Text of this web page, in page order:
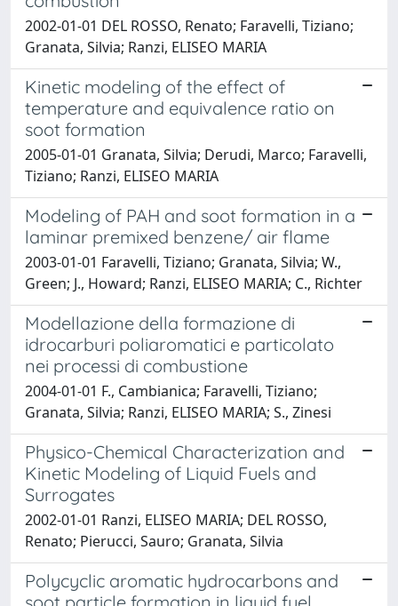
2002-01-01 DEL ROSSO, Renato; Faravelli, Tiziano;
Granata, Silvia; Ranzi, ELISEO MARIA
Kinetic modeling of the effect of
temperature and equivalence ratio on
soot formation
2005-01-01 Granata, Silvia; Derudi, Marco; Faravelli,
Tiziano; Ranzi, ELISEO MARIA
Modeling of PAH and soot formation in a
laminar premixed benzene/ air flame
2003-01-01 Faravelli, Tiziano; Granata, Silvia; W.,
Green; J., Howard; Ranzi, ELISEO MARIA; C., Richter
Modellazione della formazione di
idrocarburi poliaromatici e particolato
nei processi di combustione
2004-01-01 F., Cambianica; Faravelli, Tiziano;
Granata, Silvia; Ranzi, ELISEO MARIA; S., Zinesi
Physico-Chemical Characterization and
Kinetic Modeling of Liquid Fuels and
Surrogates
2002-01-01 Ranzi, ELISEO MARIA; DEL ROSSO,
Renato; Pierucci, Sauro; Granata, Silvia
Polycyclic aromatic hydrocarbons and